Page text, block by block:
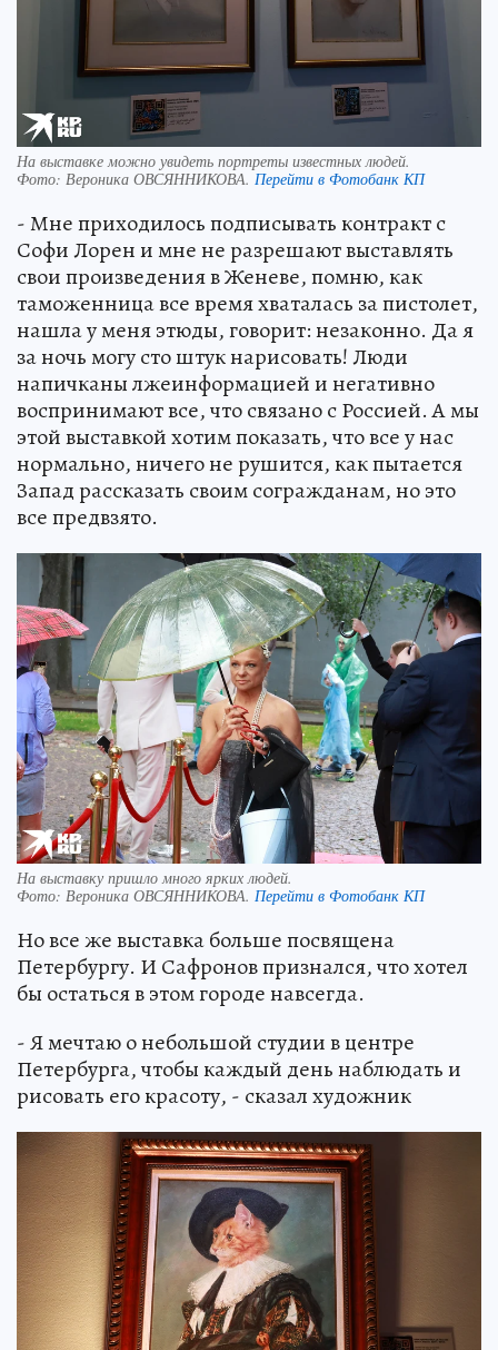
На выставке можно увидеть портреты известных людей.
Фото: Вероника ОВСЯННИКОВА. Перейти в Фотобанк КП
- Мне приходилось подписывать контракт с
Софи Лорен и мне не разрешают выставлять
свои произведения в Женеве, помню, как
таможенница все время хваталась за пистолет,
нашла у меня этюды, говорит: незаконно. Да я
за ночь могу сто штук нарисовать! Люди
напичканы лжеинформацией и негативно
воспринимают все, что связано с Россией. А мы
этой выставкой хотим показать, что все у нас
нормально, ничего не рушится, как пытается
Запад рассказать своим согражданам, но это
все предвзято.
На выставку пришло много ярких людей.
Фото: Вероника ОВСЯННИКОВА. Перейти в Фотобанк КП
Но все же выставка больше посвящена
Петербургу. И Сафронов признался, что хотел
бы остаться в этом городе навсегда.
- Я мечтаю о небольшой студии в центре
Петербурга, чтобы каждый день наблюдать и
рисовать его красоту, - сказал художник